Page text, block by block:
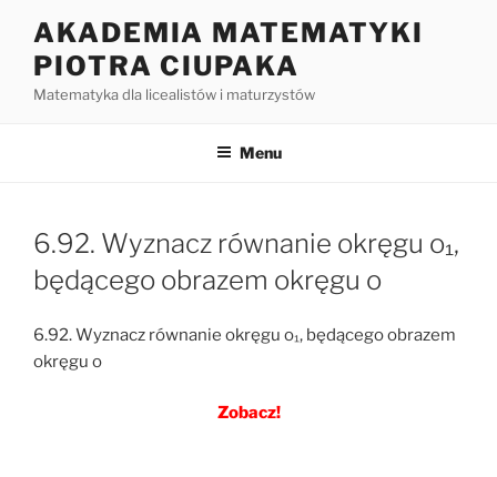
treści
AKADEMIA MATEMATYKI
PIOTRA CIUPAKA
Matematyka dla licealistów i maturzystów
Menu
6.92. Wyznacz równanie okręgu o₁,
będącego obrazem okręgu o
6.92. Wyznacz równanie okręgu o₁, będącego obrazem
okręgu o
Zobacz!